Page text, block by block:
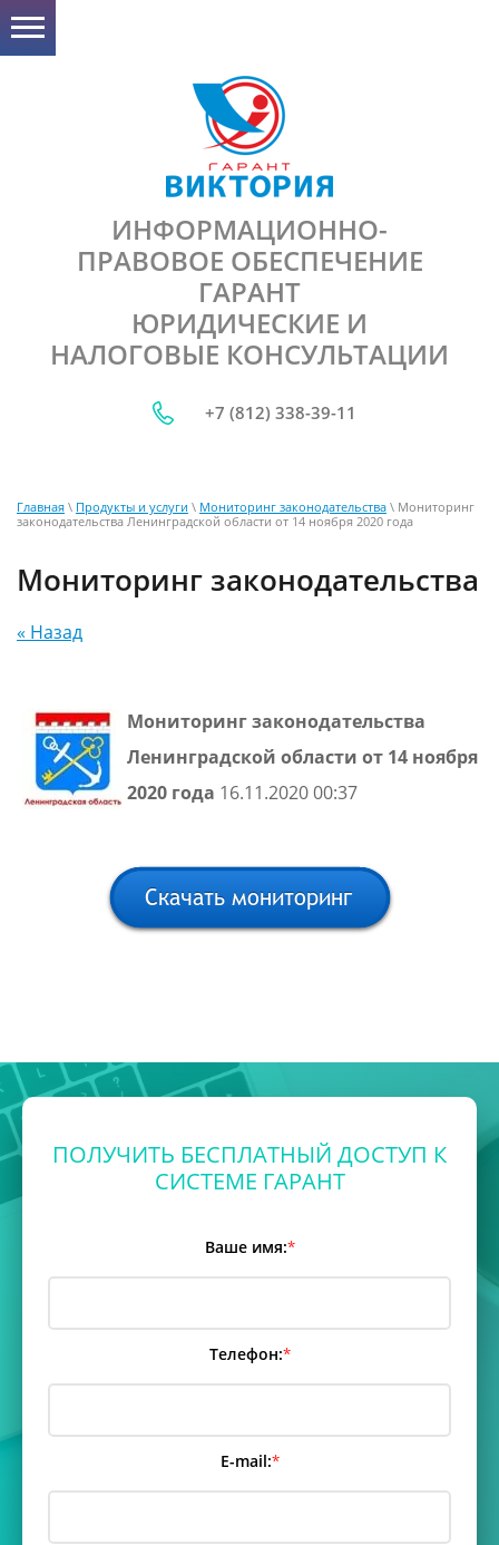
ИНФОРМАЦИОННО-
ПРАВОВОЕ ОБЕСПЕЧЕНИЕ
ГАРАНТ
ЮРИДИЧЕСКИЕ И
НАЛОГОВЫЕ КОНСУЛЬТАЦИИ
+7 (812) 338-39-11
Главная \ Продукты и услуги \ Мониторинг законодательства \ Мониторинг
законодательства Ленинградской области от 14 ноября 2020 года
Мониторинг законодательства
« Назад
Мониторинг законодательства
Ленинградской области от 14 ноября
2020 года 16.11.2020 00:37
ПОЛУЧИТЬ БЕСПЛАТНЫЙ ДОСТУП К
СИСТЕМЕ ГАРАНТ
Ваше имя:*
Телефон:*
E-mail:*